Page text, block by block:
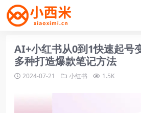
AI+小红书从0到1快速起号
多种打造爆款笔记方法
2024-07-21 小红书 1.5K